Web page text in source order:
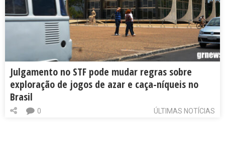
Julgamento no STF pode mudar regras sobre
exploração de jogos de azar e caça-níqueis no
Brasil
ÚLTIMAS NOTÍCIAS
0